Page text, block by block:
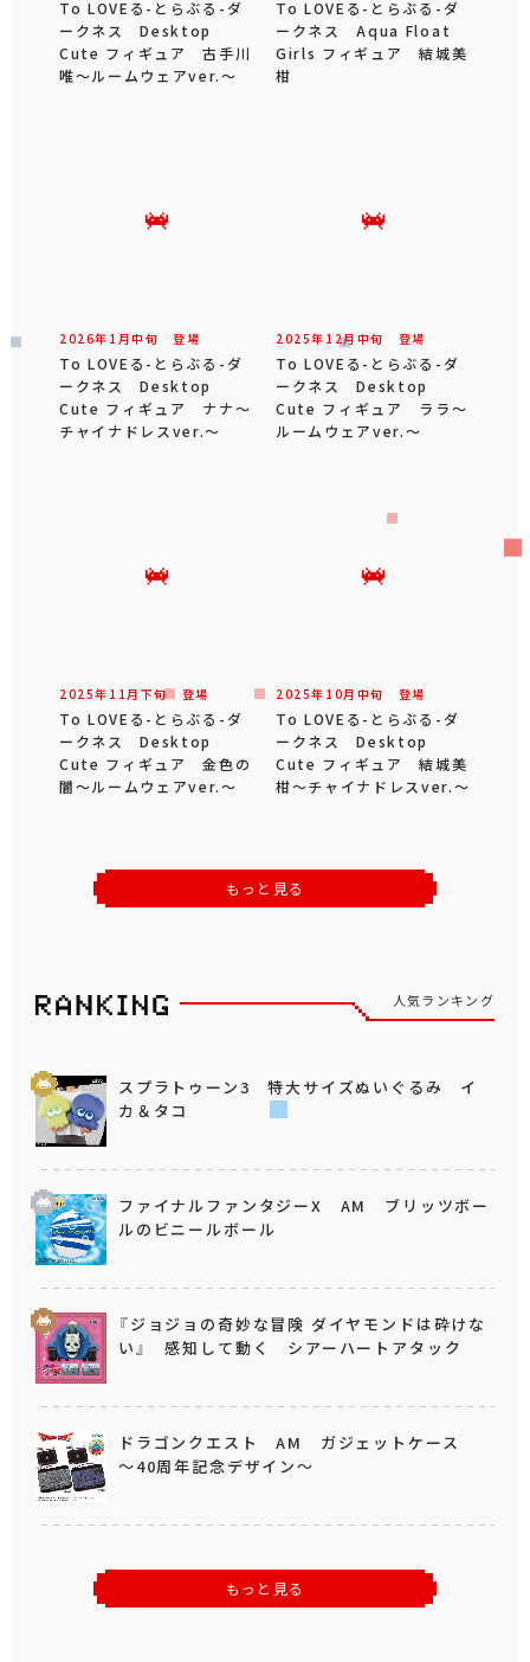
To LOVEる-とらぶる-ダ
ークネス Desktop
Cute フィギュア 古手川
唯～ルームウェアver.～
To LOVEる-とらぶる-ダ
ークネス Aqua Float
Girls フィギュア 結城美
柑
2026年 1 月中旬 登場
To LOVEる-とらぶる-ダ
ークネス Desktop
Cute フィギュア ナナ～
チャイナドレスver.～
2025年 12月 中旬 登場
To LOVEる-とらぶる-ダ
ークネス Desktop
Cute フィギュア ララ～
ルームウェアver.～
2025年 11 月 下旬登場
To LOVEる-とらぶる-ダ
ークネス Desktop
Cute フィギュア 金色の
闇～ルームウェアver.～
2025年 10月 中旬 登場
To LOVEる-とらぶる-ダ
ークネス Desktop
Cute フィギュア 結城美
柑～チャイナドレスver.～
もっと見る
人気ランキング
スプラトゥーン3 特大サイズぬいぐるみ イ
カ＆タコ
ファイナルファンタジーX AM ブリッツボー
ルのビニールボール
『ジョジョの奇妙な冒険 ダイヤモンドは砕けな
い』 感知して動く シアーハートアタック
ドラゴンクエスト AM ガジェットケース
～40周年記念デザイン～
もっと見る